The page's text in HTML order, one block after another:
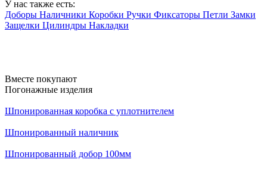
У нас также есть:
Доборы Наличники Коробки Ручки Фиксаторы Петли Замки
Защелки Цилиндры Накладки
Вместе покупают
Погонажные изделия
Шпонированная коробка с уплотнителем
Шпонированный наличник
Шпонированный добор 100мм